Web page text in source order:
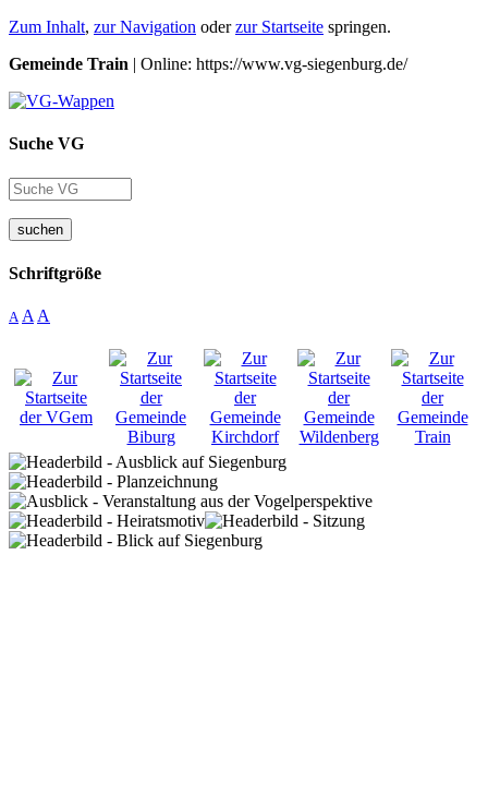
Zum Inhalt, zur Navigation oderzur Startseite springen.
Gemeinde Train | Online: https://www.vg-siegenburg.de/
Suche VG
suchen
Schriftgröße
A A A